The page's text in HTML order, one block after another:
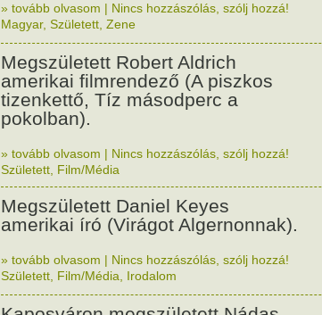
» tovább olvasom | Nincs hozzászólás, szólj hozzá!
Magyar, Született Zene
Megszületett Robert Aldrich
amerikai filmrendező (A piszkos
tizenkettő, Tíz másodperc a
pokolban).
» tovább olvasom | Nincs hozzászólás, szólj hozzá!
Született Film/Média
Megszületett Daniel Keyes
amerikai író (Virágot Algernonnak).
» tovább olvasom | Nincs hozzászólás, szólj hozzá!
Született Film/Média Irodalom